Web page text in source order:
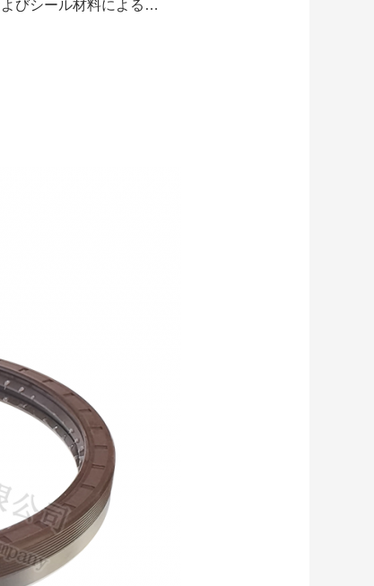
びシール材料による…